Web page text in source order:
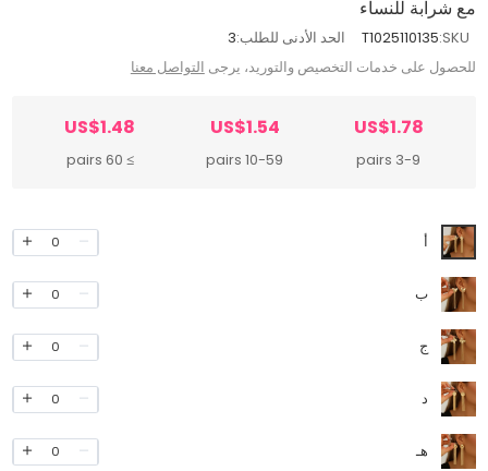
مع شرابة للنساء
SKU:
T1025110135 الحد الأدنى للطلب:3
للحصول على خدمات التخصيص والتوريد، يرجى التواصل معنا
US$1.78
3-9 pairs
US$1.54
10-59 pairs
US$1.48
≥ 60 pairs
أ 0
ب 0
ج 0
د 0
هـ 0